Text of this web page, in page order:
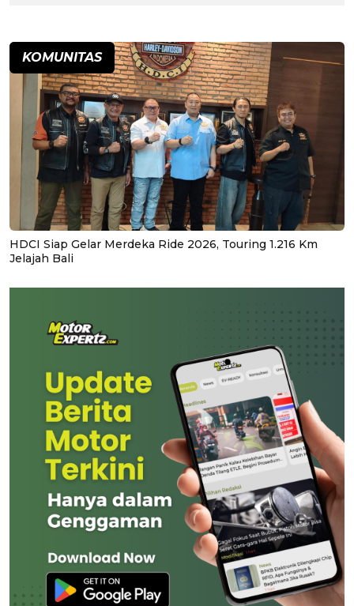
KOMUNITAS
HDCI Siap Gelar Merdeka Ride 2026, Touring 1.216 Km
Jelajah Bali